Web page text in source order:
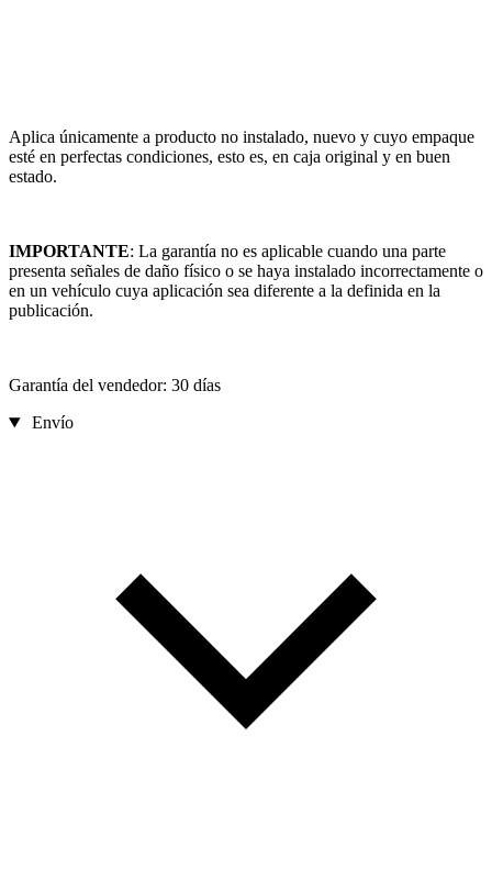
Aplica únicamente a producto no instalado, nuevo y cuyo empaque
esté en perfectas condiciones, esto es, en caja original y en buen
estado.
IMPORTANTE: La garantía no es aplicable cuando una parte
presenta señales de daño físico o se haya instalado incorrectamente o
en un vehículo cuya aplicación sea diferente a la definida en la
publicación.
Garantía del vendedor: 30 días
Envío